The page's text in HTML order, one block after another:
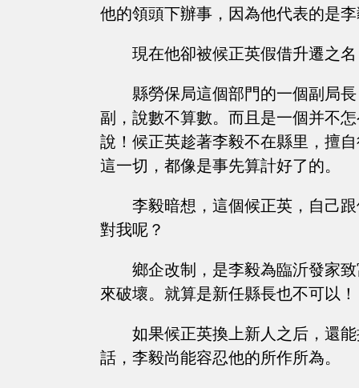
他的領頭下辦事，因為他代表的是
現在他卻被候正英假借升遷之
縣勞保局這個部門的一個副局
副，說數不算數。而且是一個并不
說！候正英趁著李毅不在縣里，擅
這一切，都像是事先算計好了的。
李毅暗想，這個候正英，自己
對我呢？
鄉企改制，是李毅為臨沂發家
來破壞。就算是新任縣長也不可以！
如果候正英換上新人之后，還
話，李毅尚能容忍他的所作所為。